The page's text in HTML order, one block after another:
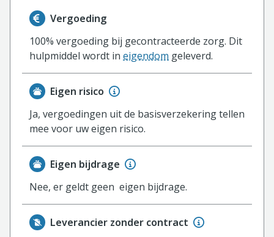
Informatie over de vergoeding van de
Vergoeding
100% vergoeding bij gecontracteerde zorg. Dit
hulpmiddel wordt in eigendom geleverd.
Eigen risico
Ja, vergoedingen uit de basisverzekering tellen
mee voor uw eigen risico.
Eigen bijdrage
Nee, er geldt geen eigen bijdrage.
Leverancier zonder contract